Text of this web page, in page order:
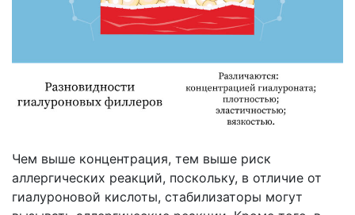
Чем выше концентрация, тем выше риск
аллергических реакций, поскольку, в отличие от
гиалуроновой кислоты, стабилизаторы могут